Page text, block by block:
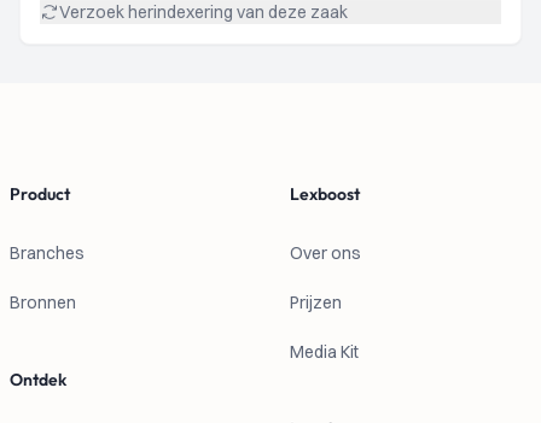
Verzoek herindexering van deze zaak
Product
Branches
Bronnen
Ontdek
Lexboost
Over ons
Prijzen
Media Kit